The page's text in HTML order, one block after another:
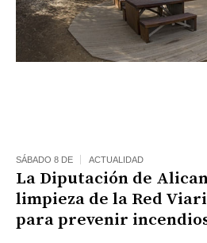
SÁBADO 8 DE ACTUALIDAD
La Diputación de
limpieza de la Red
para prevenir